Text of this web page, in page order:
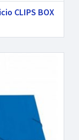
CLIPS BOX